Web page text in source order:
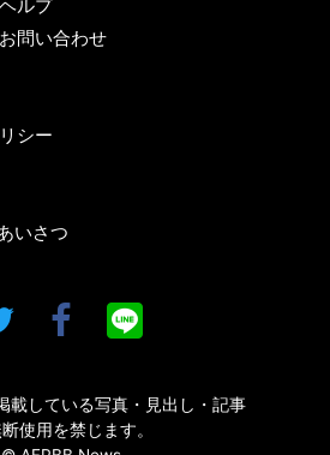
ルプ
問い合わせ
シー
いさつ
載している写真・見出し・記事
使用を禁じます。